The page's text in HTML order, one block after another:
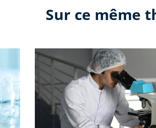
Sur ce même